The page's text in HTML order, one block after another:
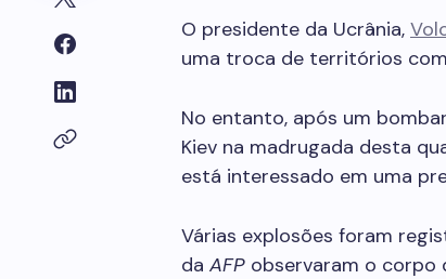
O presidente da Ucrânia,
uma troca de territórios
No entanto, após um
Kiev na madrugada desta
está interessado em uma
Várias explosões foram
da AFP observaram o corpo